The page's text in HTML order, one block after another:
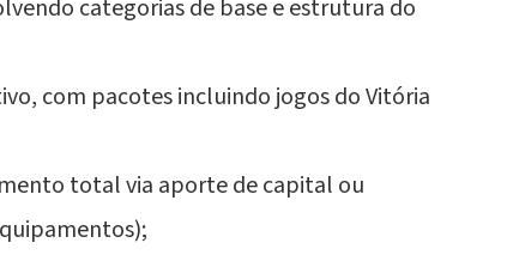
categorias de base e estrutura do
com pacotes incluindo jogos do Vitória
total via aporte de capital ou